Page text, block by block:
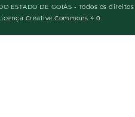
ESTADO DE GOIÁS - Todos os direitos
Creative Commons 4.0